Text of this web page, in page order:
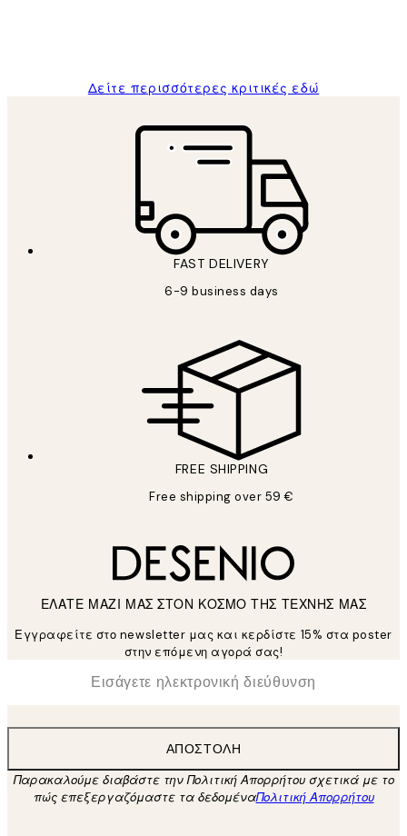
Δείτε περισσότερες κριτικές εδώ
FAST DELIVERY
6-9 business days
FREE SHIPPING
Free shipping over 59 €
ΕΛΑΤΕ ΜΑΖΙ ΜΑΣ ΣΤΟΝ ΚΟΣΜΟ ΤΗΣ ΤΕΧΝΗΣ ΜΑΣ
Εγγραφείτε στο newsletter μας και κερδίστε 15% στα poster
στην επόμενη αγορά σας!
Ηλεκτρονική Διεύθυνση
ΑΠΟΣΤΟΛΉ
Παρακαλούμε διαβάστε την Πολιτική Απορρήτου σχετικά με το
πώς επεξεργαζόμαστε τα δεδομέναΠολιτική Απορρήτου